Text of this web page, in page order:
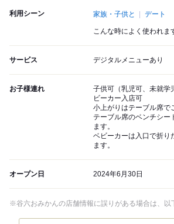
利用シーン 家族・子供と デート
こんな時によく使われま
サービス デジタルメニューあり
お子様連れ
子供可（乳児可、未就学
ビーカー入店可
小上がりはテーブル席で
テーブル席のベンチシー
ます。
ベビーカーは入口で折り
ます。
オープン日 2024年6月30日
※谷六おみかんの店舗情報に誤りがある場合は、以